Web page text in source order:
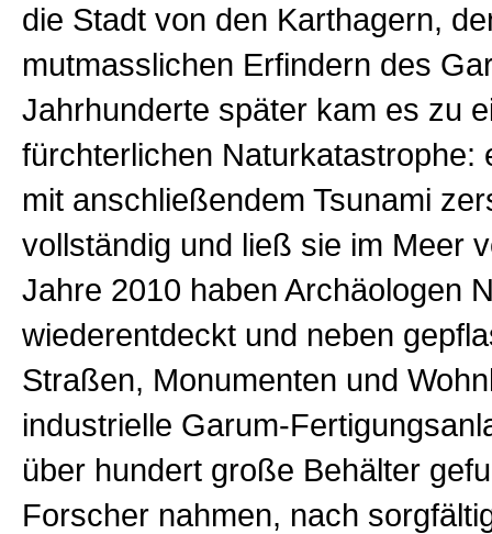
die Stadt von den Karthagern,
mutmasslichen Erfindern des
Jahrhunderte später kam es zu
fürchterlichen Naturkatastrophe:
mit anschließendem Tsunami
vollständig und ließ sie im Meer
Jahre 2010 haben Archäologen
wiederentdeckt und neben
Straßen, Monumenten und
industrielle Garum-
über hundert große Behälter
Forscher nahmen, nach